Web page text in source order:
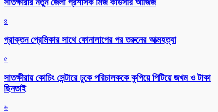
সাতক্ষীরার নতুন জেলা প্রশাসক মিজ কাউসার আজিজ
৪
প্রাক্তন প্রেমিকার সাথে ফোনালাপের পর তরুনের আত্মহত্যা
৫
সাতক্ষীরায় কোচিং সেন্টারে ঢুকে পরিচালককে কুপিয়ে পিটিয়ে জখম ও টাকা
ছিনতাই
৬